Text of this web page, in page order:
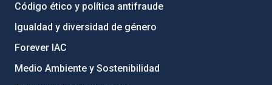
Código ético y política antifraude
Igualdad y diversidad de género
Forever IAC
Medio Ambiente y Sostenibilidad